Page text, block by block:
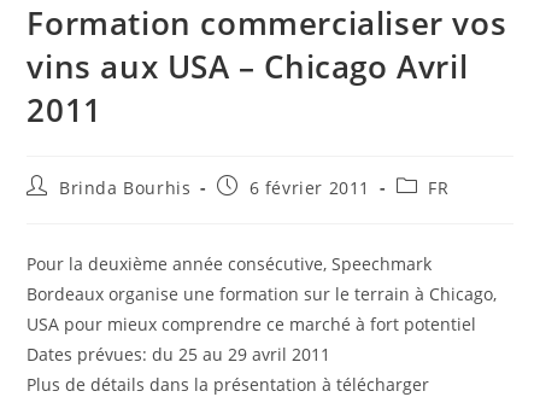
Formation commercialiser vos
vins aux USA – Chicago Avril
2011
Auteur/autrice
publication :
Brinda Bourhis
Publication
6 février 2011
PostFR
Pour la deuxième année consécutive, Speechmark
Bordeaux organise une formation sur le terrain à Chicago,
USA pour mieux comprendre ce marché à fort potentiel
Dates prévues: du 25 au 29 avril 2011
Plus de détails dans la présentation à télécharger